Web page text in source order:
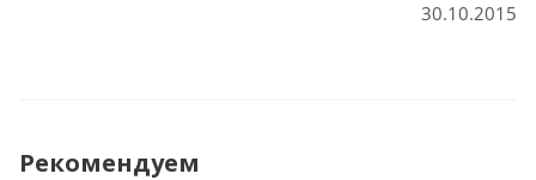
30.10.2015
Рекомендуем